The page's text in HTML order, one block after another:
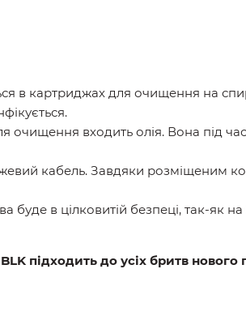
в картриджах для очищення на
очищення входить олія. Вона під
кабель. Завдяки розміщеним
буде в цілковитій безпеці, так-як
підходить до усіх бритв нового